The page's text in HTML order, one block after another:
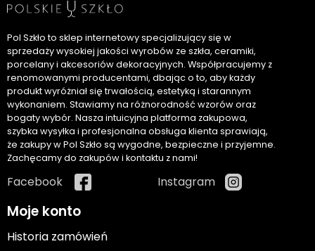
Pol Szkło to sklep internetowy specjalizujący się w
sprzedaży wysokiej jakości wyrobów ze szkła, ceramiki,
porcelany i akcesoriów dekoracyjnych. Współpracujemy z
renomowanymi producentami, dbając o to, aby każdy
produkt wyróżniał się trwałością, estetyką i starannym
wykonaniem. Stawiamy na różnorodność wzorów oraz
bogaty wybór. Nasza intuicyjna platforma zakupowa,
szybka wysyłka i profesjonalna obsługa klienta sprawiają,
że zakupy w Pol Szkło są wygodne, bezpieczne i przyjemne.
Zachęcamy do zakupów i kontaktu z nami!
Facebook Instagram
Moje konto
Historia zamówień